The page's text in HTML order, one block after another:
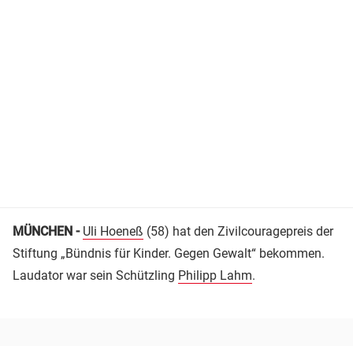
MÜNCHEN - Uli Hoeneß (58) hat den Zivilcouragepreis der
Stiftung „Bündnis für Kinder. Gegen Gewalt“ bekommen.
Laudator war sein Schützling Philipp Lahm.